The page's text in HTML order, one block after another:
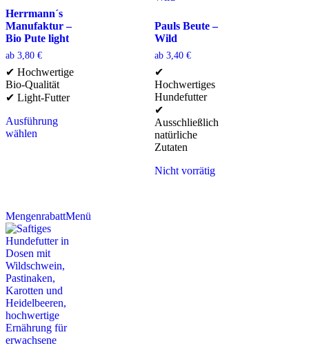
Herrmann´s
Manufaktur –
Bio Pute light
ab 3,80 €
✔ Hochwertige
Bio-Qualität
✔ Light-Futter
Ausführung
wählen
Pauls Beute –
Wild
ab 3,40 €
✔
Hochwertiges
Hundefutter
✔
Ausschließlich
natürliche
Zutaten
Nicht vorrätig
MengenrabattMenü